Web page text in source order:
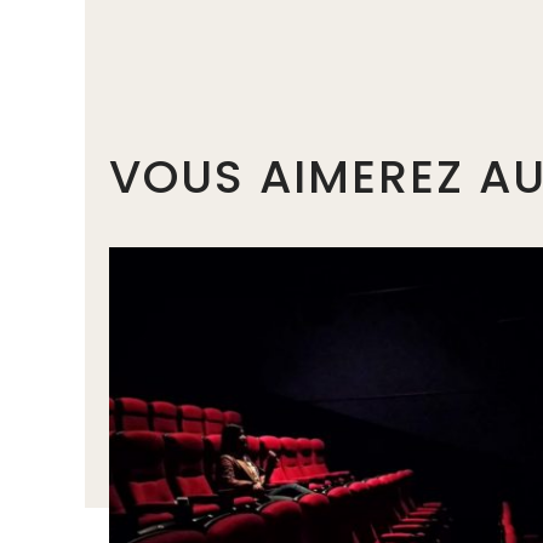
VOUS AIMEREZ